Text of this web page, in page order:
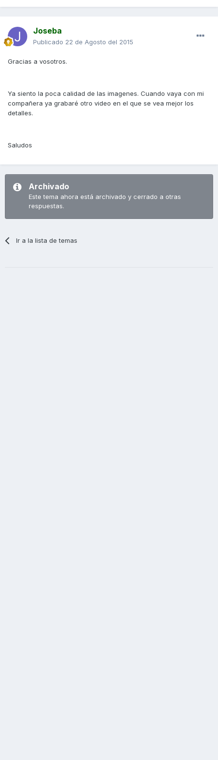
Joseba
Publicado 22 de Agosto del 2015
Gracias a vosotros.
Ya siento la poca calidad de las imagenes. Cuando vaya con mi
compañera ya grabaré otro video en el que se vea mejor los
detalles.
Saludos
Archivado
Este tema ahora está archivado y cerrado a otras
respuestas.
Ir a la lista de temas